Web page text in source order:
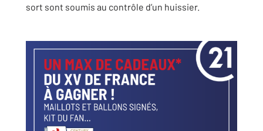
sort sont soumis au contrôle d’un huissier.